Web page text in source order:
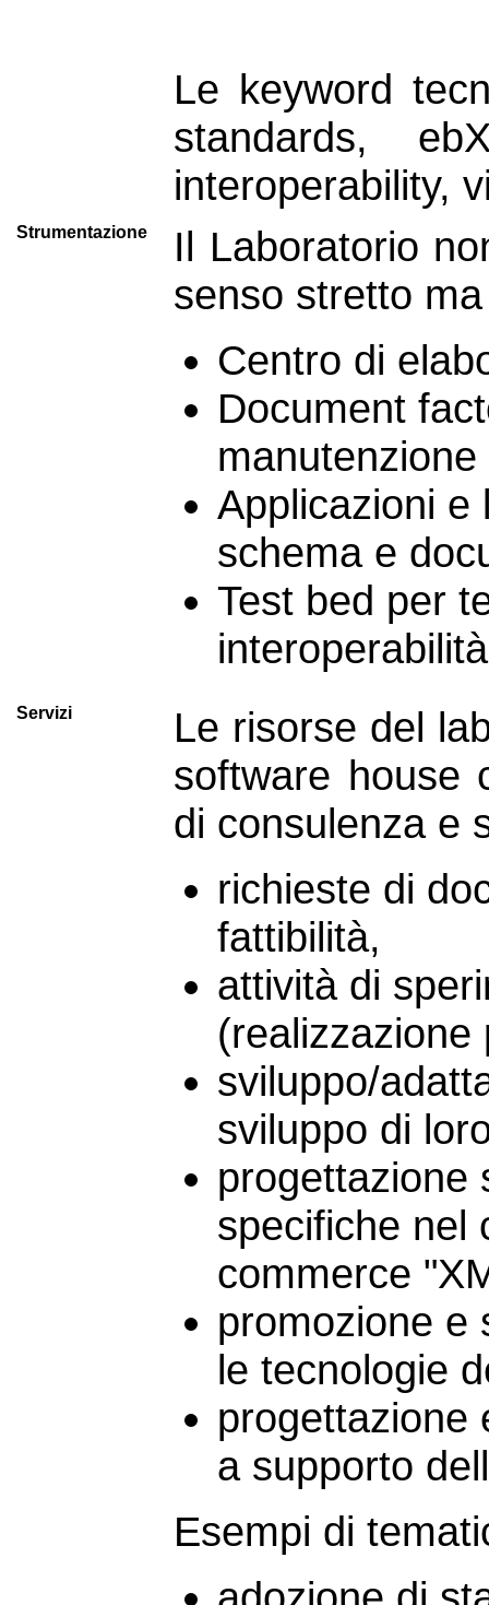
Le keyword
standards,
interoperability,
Strumentazione
Il Laboratorio
senso stretto
Centro di
Document
Applicazioni e
schema e
Test bed per
Servizi
Le risorse del
software house
di consulenza e
richieste di
fattibilità,
attività di
sviluppo/
sviluppo di
progettazione
specifiche nel
commerce
promozione e
le tecnologie
progettazione
a supporto
Esempi di